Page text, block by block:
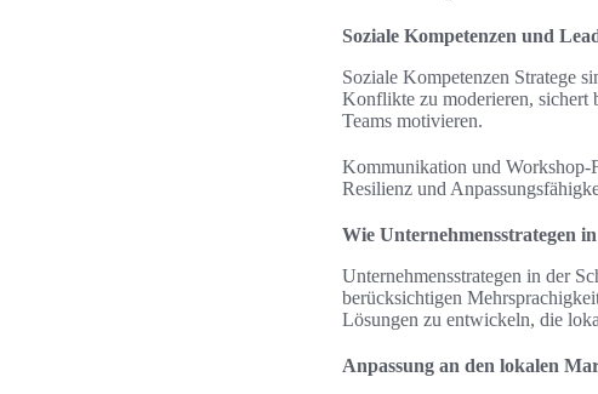
Soziale Kompetenzen und
Soziale Kompetenzen Stratege
Konflikte zu moderieren, sichert
Teams motivieren.
Kommunikation und Workshop-
Resilienz und
Wie Unternehmensstrategen
Unternehmensstrategen in der
berücksichtigen
Lösungen zu entwickeln, die
Anpassung an den lokalen